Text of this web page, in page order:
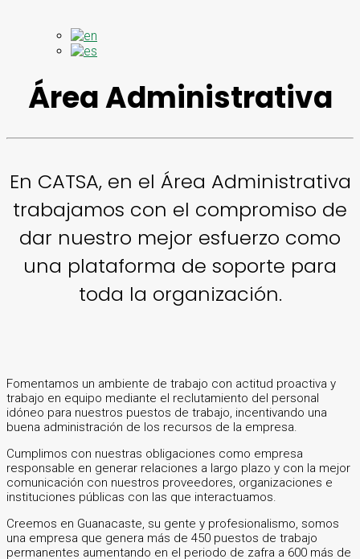
Área Administrativa
En CATSA, en el Área Administrativa
trabajamos con el compromiso de
dar nuestro mejor esfuerzo como
una plataforma de soporte para
toda la organización.
Fomentamos un ambiente de trabajo con actitud proactiva y
trabajo en equipo mediante el reclutamiento del personal
idóneo para nuestros puestos de trabajo, incentivando una
buena administración de los recursos de la empresa.
Cumplimos con nuestras obligaciones como empresa
responsable en generar relaciones a largo plazo y con la mejor
comunicación con nuestros proveedores, organizaciones e
instituciones públicas con las que interactuamos.
Creemos en Guanacaste, su gente y profesionalismo, somos
una empresa que genera más de 450 puestos de trabajo
permanentes aumentando en el periodo de zafra a 600 más de